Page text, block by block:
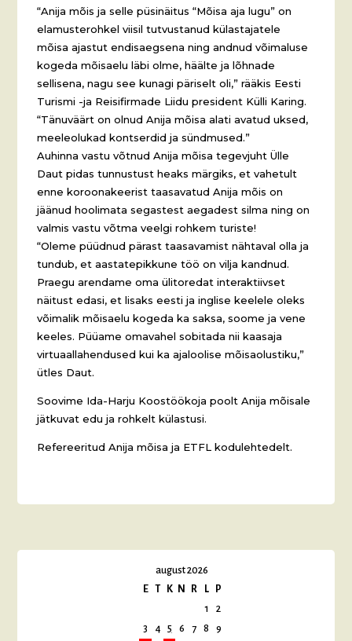
“Anija mõis ja selle püsinäitus “Mõisa aja lugu” on
elamusterohkel viisil tutvustanud külastajatele
mõisa ajastut endisaegsena ning andnud võimaluse
kogeda mõisaelu läbi olme, häälte ja lõhnade
sellisena, nagu see kunagi päriselt oli,” rääkis Eesti
Turismi -ja Reisifirmade Liidu president Külli Karing.
“Tänuväärt on olnud Anija mõisa alati avatud uksed,
meeleolukad kontserdid ja sündmused.”
Auhinna vastu võtnud Anija mõisa tegevjuht Ülle
Daut pidas tunnustust heaks märgiks, et vahetult
enne koroonakeerist taasavatud Anija mõis on
jäänud hoolimata segastest aegadest silma ning on
valmis vastu võtma veelgi rohkem turiste!
“Oleme püüdnud pärast taasavamist nähtaval olla ja
tundub, et aastatepikkune töö on vilja kandnud.
Praegu arendame oma ülitoredat interaktiivset
näitust edasi, et lisaks eesti ja inglise keelele oleks
võimalik mõisaelu kogeda ka saksa, soome ja vene
keeles. Püüame omavahel sobitada nii kaasaja
virtuaallahendused kui ka ajaloolise mõisaolustiku,”
ütles Daut.
Soovime Ida-Harju Koostöökoja poolt Anija mõisale
jätkuvat edu ja rohkelt külastusi.
Refereeritud Anija mõisa ja ETFL kodulehtedelt.
august 2026
E
T K N R L
P
1
2
3
4 5 6 7 8
9